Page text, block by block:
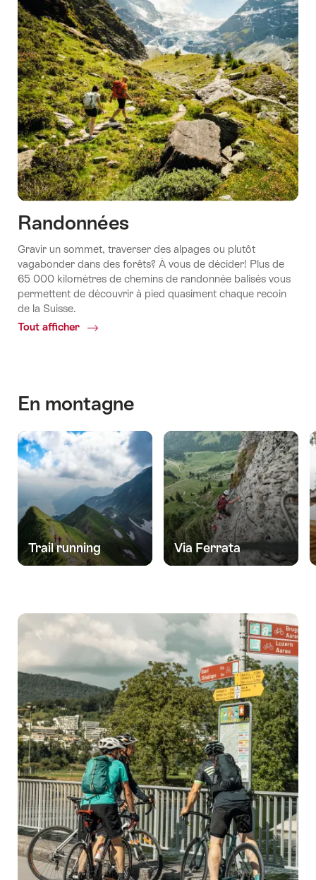
Randonnées
Gravir un sommet, traverser des alpages ou plutôt
vagabonder dans des forêts? À vous de décider! Plus de
65 000 kilomètres de chemins de randonnée balisés vous
permettent de découvrir à pied quasiment chaque recoin
de la Suisse.
Tout afficher
Common.Of
En montagne
Trail running Via Ferrata